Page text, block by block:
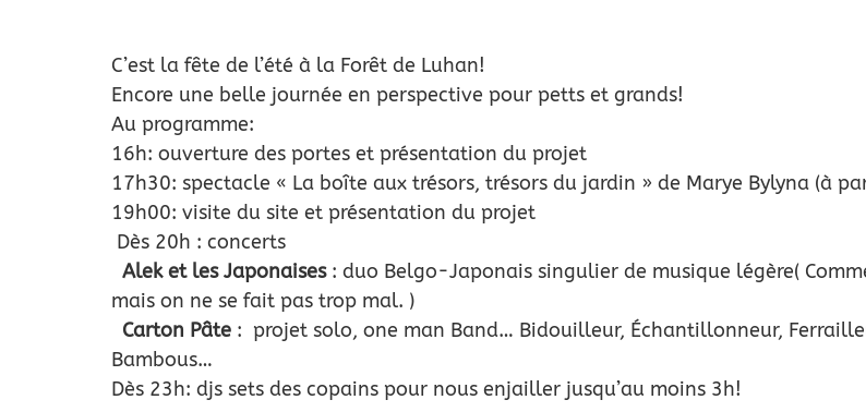
C’est la fête de l’été à la Forêt de Luhan!
Encore une belle journée en perspective pour petts et grands!
Au programme:
16h: ouverture des portes et présentation du projet
17h30: spectacle « La boîte aux trésors, trésors du jardin » de Marye Bylyna (à
19h00: visite du site et présentation du projet
Dès 20h : concerts
Alek et les Japonaises: duo Belgo-Japonais singulier de musique légère(
mais on ne se fait pas trop mal. )
Carton Pâte: projet solo, one man Band… Bidouilleur, Échantillonneur,
Bambous…
Dès 23h: djs sets des copains pour nous enjailler jusqu’au moins 3h!